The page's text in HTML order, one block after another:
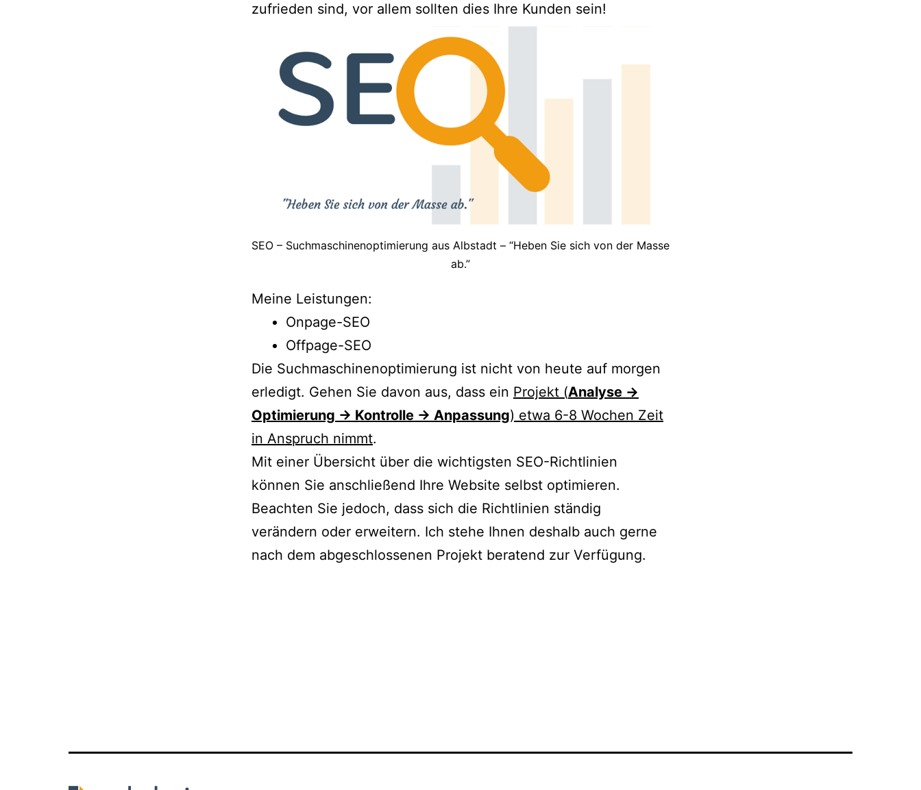
zufrieden sind, vor allem sollten dies Ihre Kunden sein!
SEO – Suchmaschinenoptimierung aus Albstadt – “Heben Sie sich von der Masse
ab.”
Meine Leistungen:
Onpage-SEO
Offpage-SEO
Die Suchmaschinenoptimierung ist nicht von heute auf morgen
erledigt. Gehen Sie davon aus, dass ein Projekt (Analyse →
Optimierung → Kontrolle → Anpassung) etwa 6-8 Wochen Zeit
in Anspruch nimmt.
Mit einer Übersicht über die wichtigsten SEO-Richtlinien
können Sie anschließend Ihre Website selbst optimieren.
Beachten Sie jedoch, dass sich die Richtlinien ständig
verändern oder erweitern. Ich stehe Ihnen deshalb auch gerne
nach dem abgeschlossenen Projekt beratend zur Verfügung.